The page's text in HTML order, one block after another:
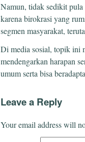
Namun, tidak sedikit pula
karena birokrasi yang
segmen masyarakat,
Di media sosial, topik ini
mendengarkan harapan
umum serta bisa
Leave a Reply
Your email address will